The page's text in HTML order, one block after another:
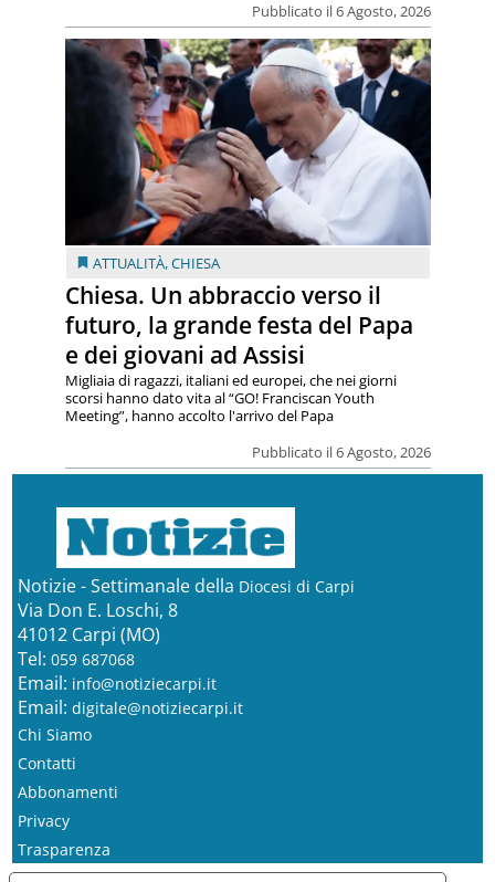
Pubblicato il 6 Agosto, 2026
ATTUALITÀ,CHIESA
Chiesa. Un abbraccio verso il
futuro, la grande festa del Papa
e dei giovani ad Assisi
Pubblicato il 6 Agosto, 2026
Migliaia di ragazzi, italiani ed europei, che nei giorni
scorsi hanno dato vita al “GO! Franciscan Youth
Meeting”, hanno accolto l'arrivo del Papa
Notizie - Settimanale della Diocesi di Carpi
Via Don E. Loschi, 8
41012 Carpi (MO)
Tel: 059 687068
Email: info@notiziecarpi.it
Email: digitale@notiziecarpi.it
Chi Siamo
Contatti
Abbonamenti
Privacy
Trasparenza